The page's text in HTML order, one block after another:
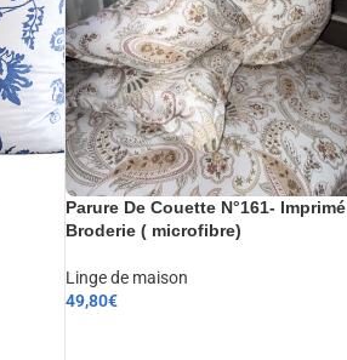
Parure De Couette N°161- Imprimé
Broderie ( microfibre)
Linge de maison
49,80€